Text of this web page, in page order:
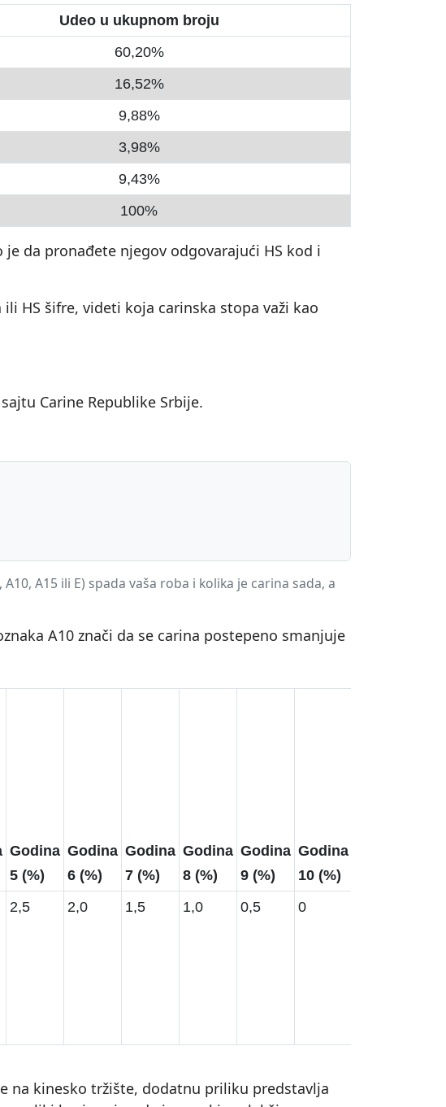
Udeo u ukupnom broju
60,20%
16,52%
9,88%
3,98%
9,43%
100%
da pronađete njegov odgovarajući HS kod i
HS šifre, videti koja carinska stopa važi kao
Carine Republike Srbije.
A15 ili E) spada vaša roba i kolika je carina sada, a
A10 znači da se carina postepeno smanjuje
Godina
5 (%)
Godina
6 (%)
Godina
7 (%)
Godina
8 (%)
Godina
9 (%)
Godina
10 (%)
2,5 2,0 1,5 1,0 0,5 0
na kinesko tržište, dodatnu priliku predstavlja